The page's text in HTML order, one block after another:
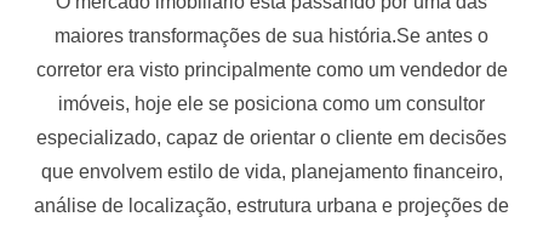
maiores transformações de sua história.Se antes o
corretor era visto principalmente como um vendedor de
imóveis, hoje ele se posiciona como um consultor
especializado, capaz de orientar o cliente em decisões
que envolvem estilo de vida, planejamento financeiro,
análise de localização, estrutura urbana e projeções de